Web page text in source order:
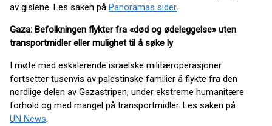
av gislene. Les saken på Panoramas sider.
Gaza: Befolkningen flykter fra «død og ødeleggelse» uten
transportmidler eller mulighet til å søke ly
I møte med eskalerende israelske militæroperasjoner
fortsetter tusenvis av palestinske familier å flykte fra den
nordlige delen av Gazastripen, under ekstreme humanitære
forhold og med mangel på transportmidler. Les saken på
UN News.